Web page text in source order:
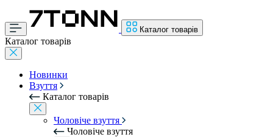
Каталог товарів
Каталог товарів
Новинки
Взуття
Каталог товарів
Чоловіче взуття
Чоловіче взуття